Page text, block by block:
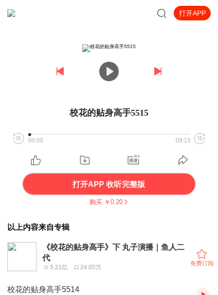
打开APP
校花的贴身高手5515
00:00 09:15
打开APP 收听完整版
购买 ￥ 0.20
以上内容来自专辑
《校花的贴身高手》下 丸子演播｜鱼人二
代
5.21亿 24.05万
免费订阅
校花的贴身高手5514